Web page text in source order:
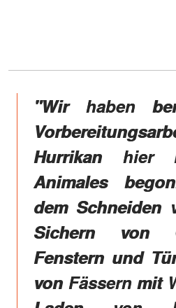
"Wir haben
Hurrikan
Animales
dem Schneiden
Sichern von
Fenstern und
von Fässern mit